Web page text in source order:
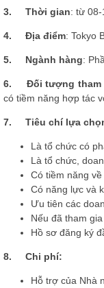
3. Thời gian: từ 08-
4. Địa điểm: Tokyo
5. Ngành hàng:
6. Đối tượng tham
có tiềm năng hợp tác
7. Tiêu chí lựa
Là tổ chức có
Là tổ chức,
Có tiềm năng
Có năng lực và
Ưu tiên các
Nếu đã tham
Hồ sơ đăng ký
8. Chi phí:
Hỗ trợ của Nhà